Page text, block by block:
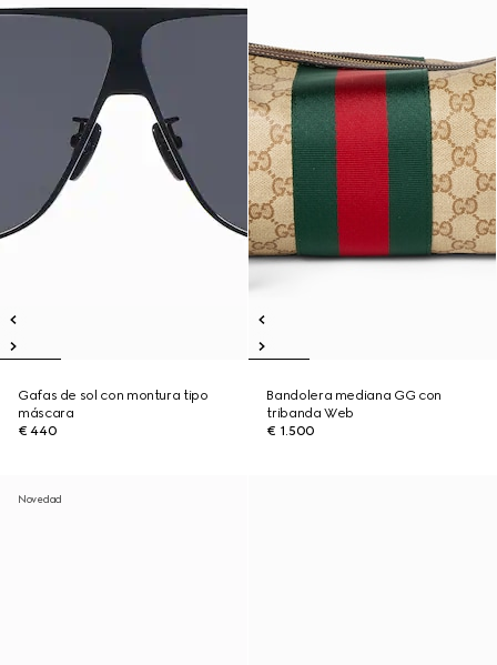
Gafas de sol con montura tipo
máscara
€ 440
Bandolera mediana GG con
tribanda Web
€ 1.500
Novedad